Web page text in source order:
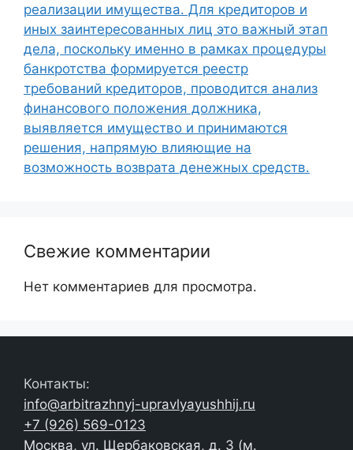
реализации имущества. Для кредиторов и
иных заинтересованных лиц это важный этап
дела, поскольку именно в рамках процедуры
банкротства формируется реестр
требований кредиторов, проводится анализ
финансового положения должника,
выявляется имущество и принимаются
решения, напрямую влияющие на
возможность возврата денежных средств.
Свежие комментарии
Нет комментариев для просмотра.
Контакты:
info@arbitrazhnyj-upravlyayushhij.ru
+7 (926) 569-0123
Москва, ул. Щербаковская, д. 3 (м.